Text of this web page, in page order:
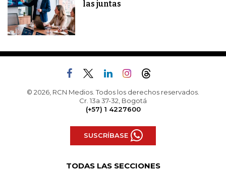
las juntas
© 2026, RCN Medios. Todos los derechos reservados.
Cr. 13a 37-32, Bogotá
(+57) 1 4227600
SUSCRÍBASE
TODAS LAS SECCIONES